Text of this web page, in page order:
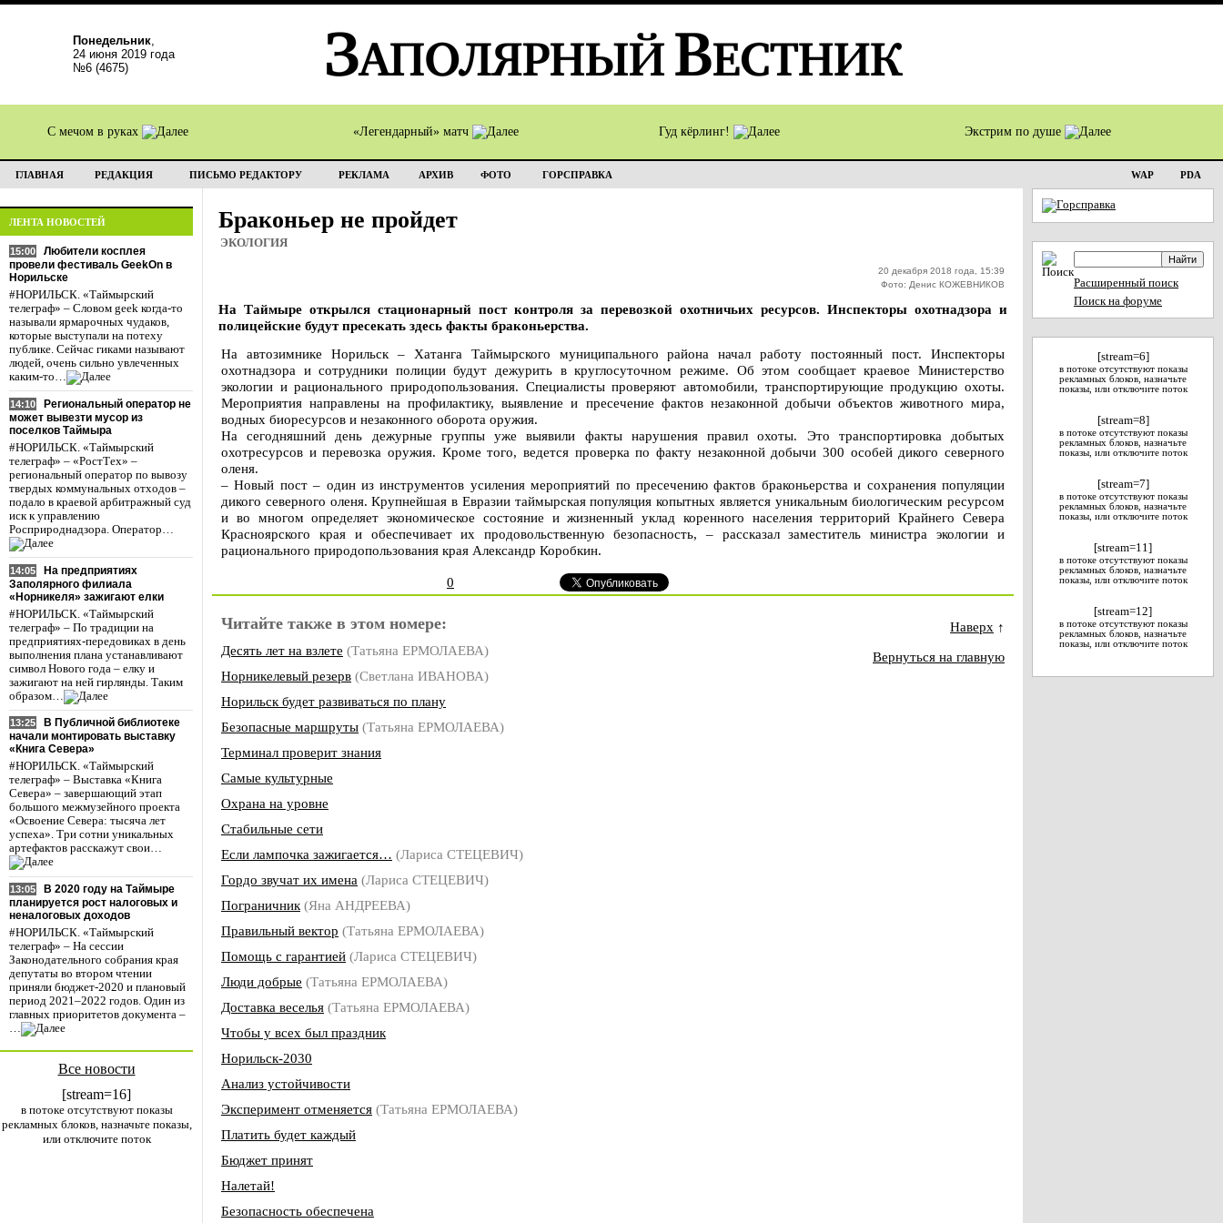
Понедельник,
24 июня 2019 года
№6 (4675)
С мечом в руках «Легендарный» матч Гуд кёрлинг! Экстрим по душе
ГЛАВНАЯ РЕДАКЦИЯ ПИСЬМО РЕДАКТОРУ РЕКЛАМА АРХИВ ФОТО ГОРСПРАВКА WAP PDA
ЛЕНТА НОВОСТЕЙ
15:00
Любители косплея
провели фестиваль GeekOn в
Норильске
#НОРИЛЬСК. «Таймырский
телеграф» – Словом geek когда-то
называли ярмарочных чудаков,
которые выступали на потеху
публике. Сейчас гиками называют
людей, очень сильно увлеченных
каким-то…
14:10
Региональный оператор не
может вывезти мусор из
поселков Таймыра
#НОРИЛЬСК. «Таймырский
телеграф» – «РостТех» –
региональный оператор по вывозу
твердых коммунальных отходов –
подало в краевой арбитражный суд
иск к управлению
Росприроднадзора. Оператор…
14:05
На предприятиях
Заполярного филиала
«Норникеля» зажигают елки
#НОРИЛЬСК. «Таймырский
телеграф» – По традиции на
предприятиях-передовиках в день
выполнения плана устанавливают
символ Нового года – елку и
зажигают на ней гирлянды. Таким
образом…
13:25
В Публичной библиотеке
начали монтировать выставку
«Книга Севера»
#НОРИЛЬСК. «Таймырский
телеграф» – Выставка «Книга
Севера» – завершающий этап
большого межмузейного проекта
«Освоение Севера: тысяча лет
успеха». Три сотни уникальных
артефактов расскажут свои…
13:05
В 2020 году на Таймыре
планируется рост налоговых и
неналоговых доходов
#НОРИЛЬСК. «Таймырский
телеграф» – На сессии
Законодательного собрания края
депутаты во втором чтении
приняли бюджет-2020 и плановый
период 2021–2022 годов. Один из
главных приоритетов документа –
…
Все новости
[stream=16]
в потоке отсутствуют показы
рекламных блоков, назначьте показы,
или отключите поток
Браконьер не пройдет
ЭКОЛОГИЯ
20 декабря 2018 года, 15:39
Фото: Денис КОЖЕВНИКОВ
На Таймыре открылся стационарный пост контроля за перевозкой охотничьих ресурсов. Инспекторы охотнадзора и
полицейские будут пресекать здесь факты браконьерства.
На автозимнике Норильск – Хатанга Таймырского муниципального района начал работу постоянный пост. Инспекторы
охотнадзора и сотрудники полиции будут дежурить в круглосуточном режиме. Об этом сообщает краевое Министерство
экологии и рационального природопользования. Специалисты проверяют автомобили, транспортирующие продукцию охоты.
Мероприятия направлены на профилактику, выявление и пресечение фактов незаконной добычи объектов животного мира,
водных биоресурсов и незаконного оборота оружия.
На сегодняшний день дежурные группы уже выявили факты нарушения правил охоты. Это транспортировка добытых
охотресурсов и перевозка оружия. Кроме того, ведется проверка по факту незаконной добычи 300 особей дикого северного
оленя.
– Новый пост – один из инструментов усиления мероприятий по пресечению фактов браконьерства и сохранения популяции
дикого северного оленя. Крупнейшая в Евразии таймырская популяция копытных является уникальным биологическим ресурсом
и во многом определяет экономическое состояние и жизненный уклад коренного населения территорий Крайнего Севера
Красноярского края и обеспечивает их продовольственную безопасность, – рассказал заместитель министра экологии и
рационального природопользования края Александр Коробкин.
0
Читайте также в этом номере:
Десять лет на взлете (Татьяна ЕРМОЛАЕВА)
Норникелевый резерв (Светлана ИВАНОВА)
Норильск будет развиваться по плану
Безопасные маршруты (Татьяна ЕРМОЛАЕВА)
Терминал проверит знания
Самые культурные
Охрана на уровне
Стабильные сети
Если лампочка зажигается… (Лариса СТЕЦЕВИЧ)
Гордо звучат их имена (Лариса СТЕЦЕВИЧ)
Пограничник (Яна АНДРЕЕВА)
Правильный вектор (Татьяна ЕРМОЛАЕВА)
Помощь с гарантией (Лариса СТЕЦЕВИЧ)
Люди добрые (Татьяна ЕРМОЛАЕВА)
Доставка веселья (Татьяна ЕРМОЛАЕВА)
Чтобы у всех был праздник
Норильск-2030
Анализ устойчивости
Эксперимент отменяется (Татьяна ЕРМОЛАЕВА)
Платить будет каждый
Бюджет принят
Налетай!
Безопасность обеспечена
Наверх ↑
Вернуться на главную
Расширенный поиск
Поиск на форуме
[stream=6]
в потоке отсутствуют показы
рекламных блоков, назначьте
показы, или отключите поток
[stream=8]
в потоке отсутствуют показы
рекламных блоков, назначьте
показы, или отключите поток
[stream=7]
в потоке отсутствуют показы
рекламных блоков, назначьте
показы, или отключите поток
[stream=11]
в потоке отсутствуют показы
рекламных блоков, назначьте
показы, или отключите поток
[stream=12]
в потоке отсутствуют показы
рекламных блоков, назначьте
показы, или отключите поток